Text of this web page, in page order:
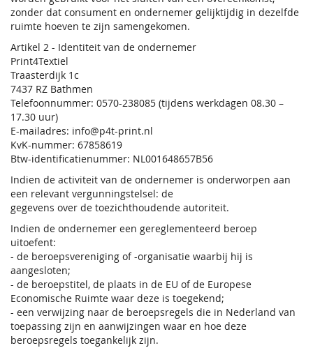
zonder dat consument en ondernemer gelijktijdig in dezelfde
ruimte hoeven te zijn samengekomen.
Artikel 2 - Identiteit van de ondernemer
Print4Textiel
Traasterdijk 1c
7437 RZ Bathmen
Telefoonnummer: 0570-238085 (tijdens werkdagen 08.30 –
17.30 uur)
E-mailadres: info@p4t-print.nl
KvK-nummer: 67858619
Btw-identificatienummer: NL001648657B56
Indien de activiteit van de ondernemer is onderworpen aan
een relevant vergunningstelsel: de
gegevens over de toezichthoudende autoriteit.
Indien de ondernemer een gereglementeerd beroep
uitoefent:
- de beroepsvereniging of -organisatie waarbij hij is
aangesloten;
- de beroepstitel, de plaats in de EU of de Europese
Economische Ruimte waar deze is toegekend;
- een verwijzing naar de beroepsregels die in Nederland van
toepassing zijn en aanwijzingen waar en hoe deze
beroepsregels toegankelijk zijn.